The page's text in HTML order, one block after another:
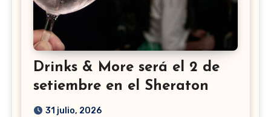
Drinks & More será el 2 de
setiembre en el Sheraton
31 julio, 2026